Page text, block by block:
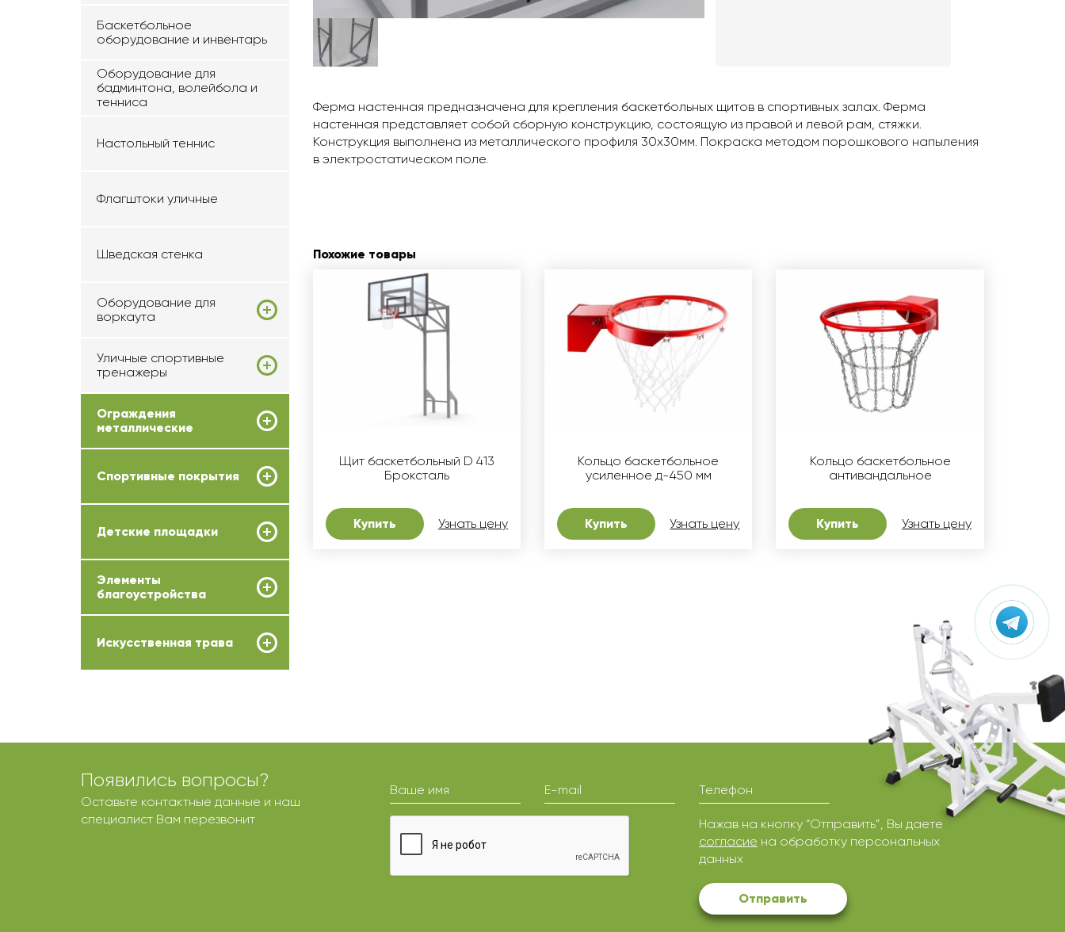
Баскетбольное
оборудование и инвентарь
Оборудование для
бадминтона, волейбола и
тенниса
Настольный теннис
Флагштоки уличные
Шведская стенка
Оборудование для
воркаута
Уличные спортивные
тренажеры
Ограждения
металлические
Спортивные покрытия
Детские площадки
Элементы
благоустройства
Искусственная трава
Ферма настенная предназначена для крепления баскетбольных щитов в спортивных залах. Ферма
настенная представляет собой сборную конструкцию, состоящую из правой и левой рам, стяжки.
Конструкция выполнена из металлического профиля 30х30мм. Покраска методом порошкового напыления
в электростатическом поле.
Похожие товары
Щит баскетбольный D 413
Броксталь
Купить Узнать цену
Кольцо баскетбольное
усиленное д-450 мм
Купить Узнать цену
Кольцо баскетбольное
антивандальное
Купить Узнать цену
Появились вопросы?
Оставьте контактные данные и наш
специалист Вам перезвонит
Ваше имя E-mail Телефон
Нажав на кнопку “Отправить”, Вы даете
согласие на обработку персональных
данных
Отправить